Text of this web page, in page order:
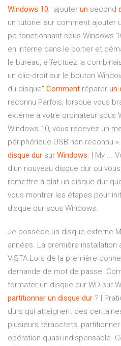
Windows 10 : ajouter un second
un tutoriel sur comment ajouter
pc fonctionnant sous Windows
en interne dans le boitier et
le bureau, effectuez la
un clic-droit sur le bouton
du disque" Comment réparer un
reconnu Parfois, lorsque vous
externe à votre ordinateur sous
Windows 10, vous recevez un
périphérique USB non reconnu
disque dur sur Windows. | My ...
d’un nouveau disque dur ou
remettre à plat un disque dur
vous montrer les étapes pour
disque dur sous Windows.
Je possède un disque externe
années. La première installation
VISTA.Lors de la première
demande de mot de passe
formater un disque dur WD sur
partitionner un disque dur ? |
durs qui atteignent des
plusieurs téraoctets,
opération quasi indispensable.